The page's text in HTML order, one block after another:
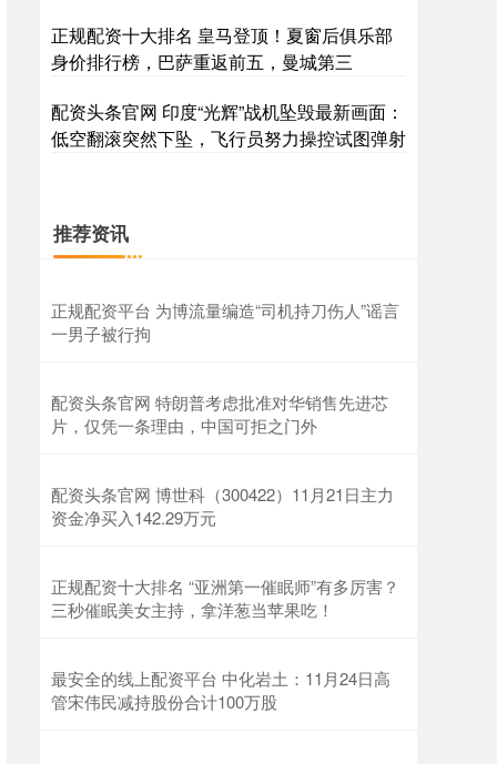
深证成指 13981.44 -162.76 -1.15%
北证50 1109.58 -9.88
正规配资十大排名 皇马登顶！夏窗后俱乐部
身价排行榜，巴萨重返前五，曼城第三
配资头条官网 印度“光辉”战机坠毁最新画面：
低空翻滚突然下坠，飞行员努力操控试图弹射
推荐资讯
正规配资平台 为博流量编造“司机持刀伤人”谣言
一男子被行拘
配资头条官网 特朗普考虑批准对华销售先进芯
片，仅凭一条理由，中国可拒之门外
配资头条官网 博世科（300422）11月21日主力
资金净买入142.29万元
正规配资十大排名 “亚洲第一催眠师”有多厉害？
三秒催眠美女主持，拿洋葱当苹果吃！
最安全的线上配资平台 中化岩土：11月24日高
管宋伟民减持股份合计100万股